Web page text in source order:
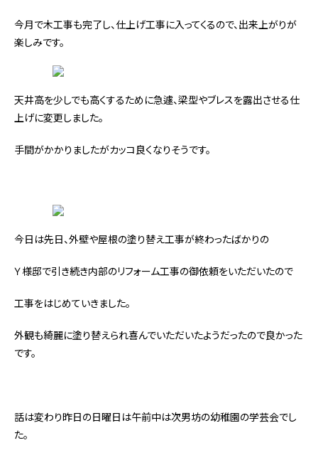
今月で木工事も完了し、仕上げ工事に入ってくるので、出来上がりが
楽しみです。
天井高を少しでも高くするために急遽、梁型やブレスを露出させる仕
上げに変更しました。
手間がかかりましたがカッコ良くなりそうです。
今日は先日、外壁や屋根の塗り替え工事が終わったばかりの
Ｙ様邸で引き続き内部のリフォーム工事の御依頼をいただいたので
工事をはじめていきました。
外観も綺麗に塗り替えられ喜んでいただいたようだったので良かった
です。
話は変わり昨日の日曜日は午前中は次男坊の幼稚園の学芸会でし
た。